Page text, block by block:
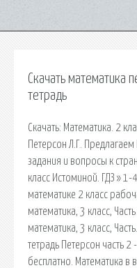
Скачать математика
тетрадь
Скачать: Математика. 2
Петерсон Л.Г.
задания и вопросы к
класс Истоминой. ГДЗ » 1-
математике 2 класс
математика, 3 класс,
математика, 3 класс,
тетрадь Петерсон часть
бесплатно. Математика в